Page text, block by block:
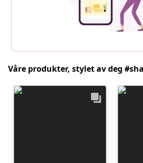
Våre produkter, stylet av deg